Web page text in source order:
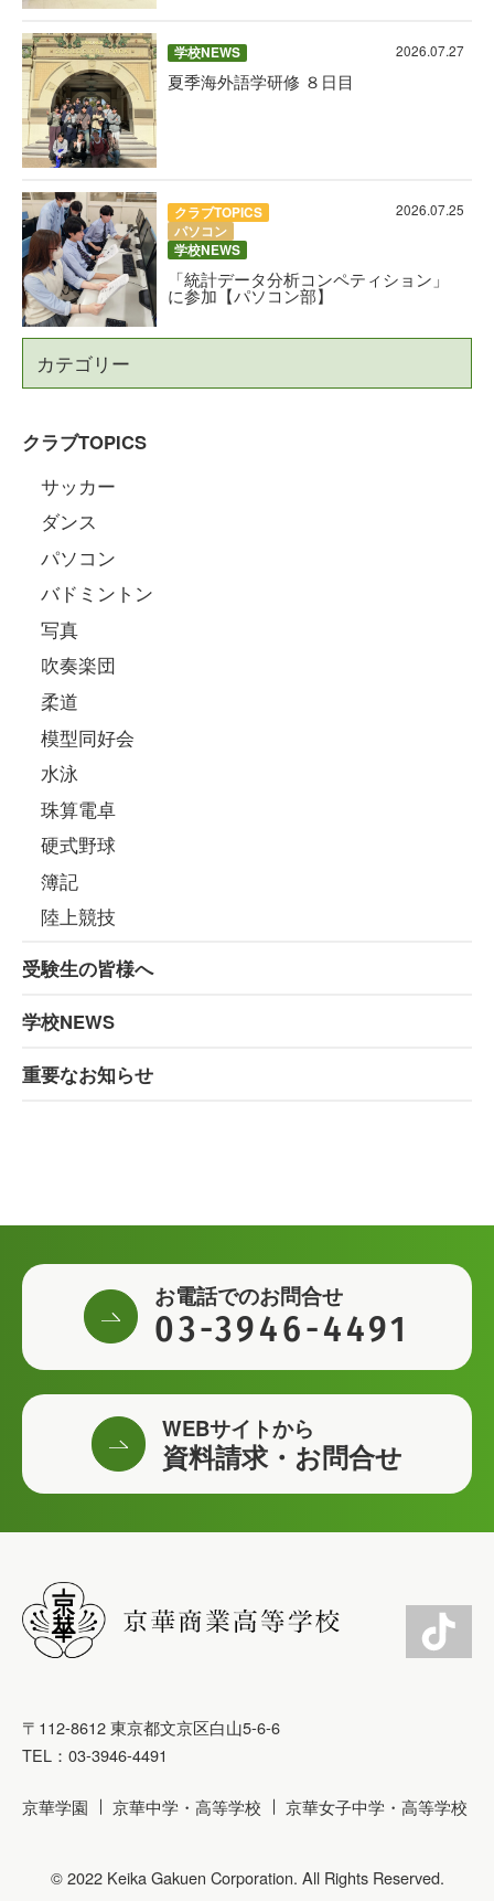
学校NEWS 2026.07.27
夏季海外語学研修 ８日目
クラブTOPICS
パソコン
学校NEWS
2026.07.25
「統計データ分析コンペティション」
に参加【パソコン部】
カテゴリー
クラブTOPICS
サッカー
ダンス
パソコン
バドミントン
写真
吹奏楽団
柔道
模型同好会
水泳
珠算電卓
硬式野球
簿記
陸上競技
受験生の皆様へ
学校NEWS
重要なお知らせ
お電話でのお問合せ
03-3946-4491
WEBサイトから
資料請求・お問合せ
〒112-8612 東京都文京区白山5-6-6
TEL：03-3946-4491
京華学園 京華中学・高等学校 京華女子中学・高等学校
© 2022 Keika Gakuen Corporation. All Rights Reserved.